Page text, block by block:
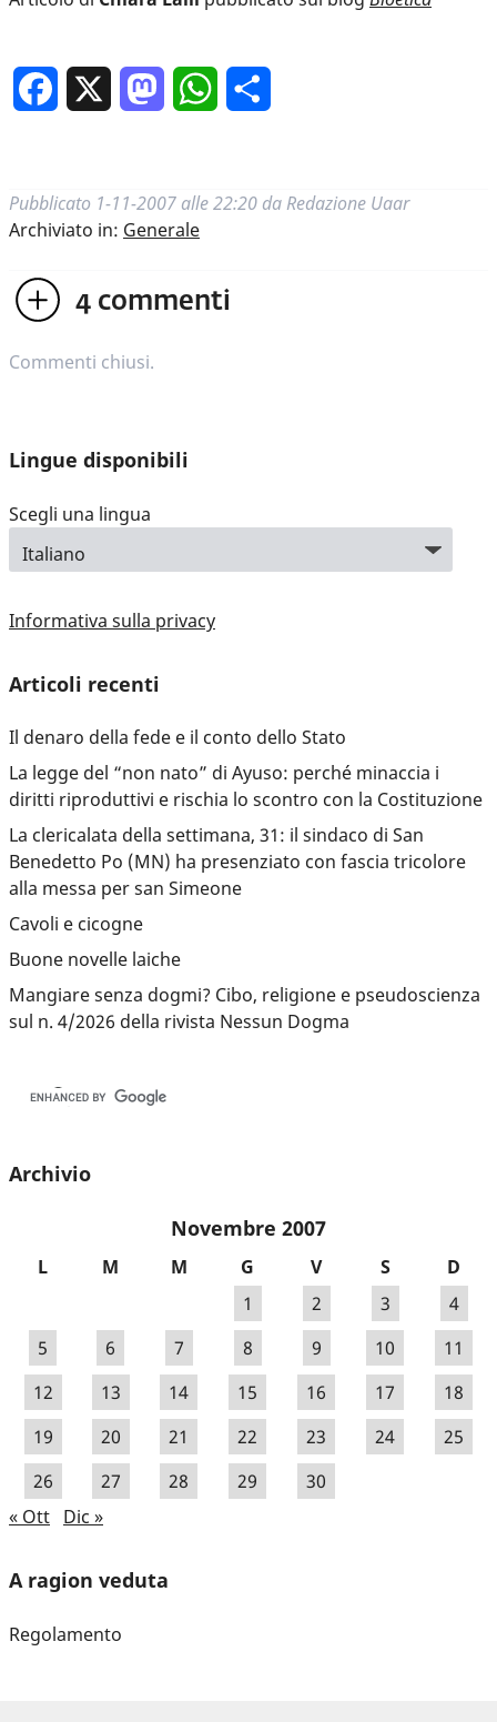
Facebook MastodonWhatsApp
Pubblicato 1-11-2007 alle 22:20 da Redazione Uaar
Archiviato in: Generale
4 commenti
Commenti chiusi.
Lingue disponibili
Scegli una lingua
Informativa sulla privacy
Articoli recenti
Il denaro della fede e il conto dello Stato
La legge del “non nato” di Ayuso: perché minaccia i
diritti riproduttivi e rischia lo scontro con la Costituzione
La clericalata della settimana, 31: il sindaco di San
Benedetto Po (MN) ha presenziato con fascia tricolore
alla messa per san Simeone
Cavoli e cicogne
Buone novelle laiche
Mangiare senza dogmi? Cibo, religione e pseudoscienza
sul n. 4/2026 della rivista Nessun Dogma
Archivio
Novembre 2007
L M M G V S
D
1
2 3
4
5
6 7 8 9 10
11
12
13 14 15 16 17
18
19
20 21 22 23 24
25
26
27 28 29
30
« Ott Dic »
A ragion veduta
Regolamento